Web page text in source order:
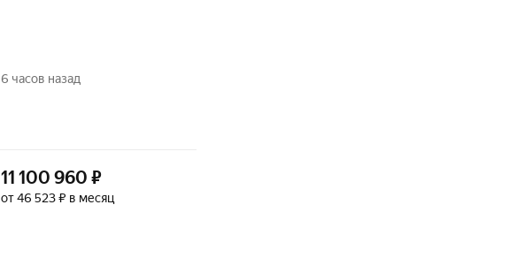
6 часов назад
11 100 960 ₽
от 46 523 ₽ в месяц